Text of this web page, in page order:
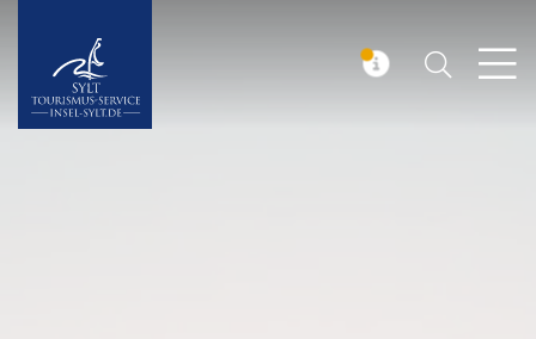
Insel Sylt Suchen